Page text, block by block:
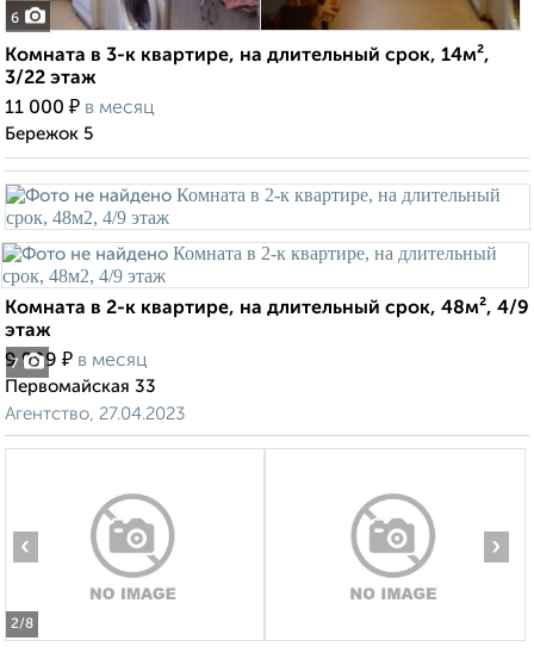
6
Комната в 3-к квартире, на длительный срок, 14м²,
3/22 этаж
11 000 ₽ в месяц
Бережок 5
7
Комната в 2-к квартире, на длительный срок, 48м², 4/9
этаж
9 999 ₽ в месяц
Первомайская 33
Агентство, 27.04.2023
2/8
‹ ›